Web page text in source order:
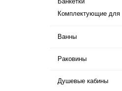
Комплектующие
Ванны
Раковины
Душевые кабины